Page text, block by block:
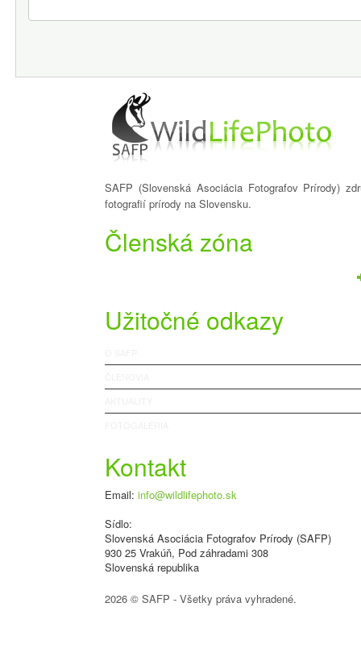
SAFP (Slovenská Asociácia Fotografov Prírody)
fotografií prírody na Slovensku.
Členská zóna
Užitočné odkazy
Kontakt
Email: info@wildlifephoto.sk
Sídlo:
Slovenská Asociácia Fotografov Prírody (SAFP)
930 25 Vrakúň, Pod záhradami 308
Slovenská republika
2026 © SAFP - Všetky práva vyhradené.